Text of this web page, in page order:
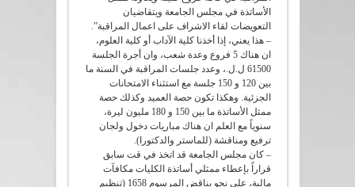
الأساتذة في مجلس الجامعة ويتقاضيان
التعويضات لقاء الاشراف على اعمال المراقبة”.
– هذا يعني، إذا أخذنا كلية الآداب أو كلية العلوم،
ان هناك 5 فروع وعدة شعب، وان أجرة الجلسة
61500 ل.ل.، وعدد جلسات المراقبة في السنة ما
بين 120 و 150 جلسة مع استثناء الامتحانات
الجزئية. وهكذا تكون حصة العميد وكذلك حصة
ممثل الأساتذة ما بين 150 و 180 مليون ليرة،
سنوياً مع العلم ان هناك مباريات دخول ولجان
ترفيع ومناقشة (للماستر والدكتورا).
– كان مجلس الجامعة قد اتخذ في قت سابق
قراراً بإعطاء ممثلي أساتذة الكليات مكافآت
مالية، على نحو يناقض المرسوم 1658 (تنظيم